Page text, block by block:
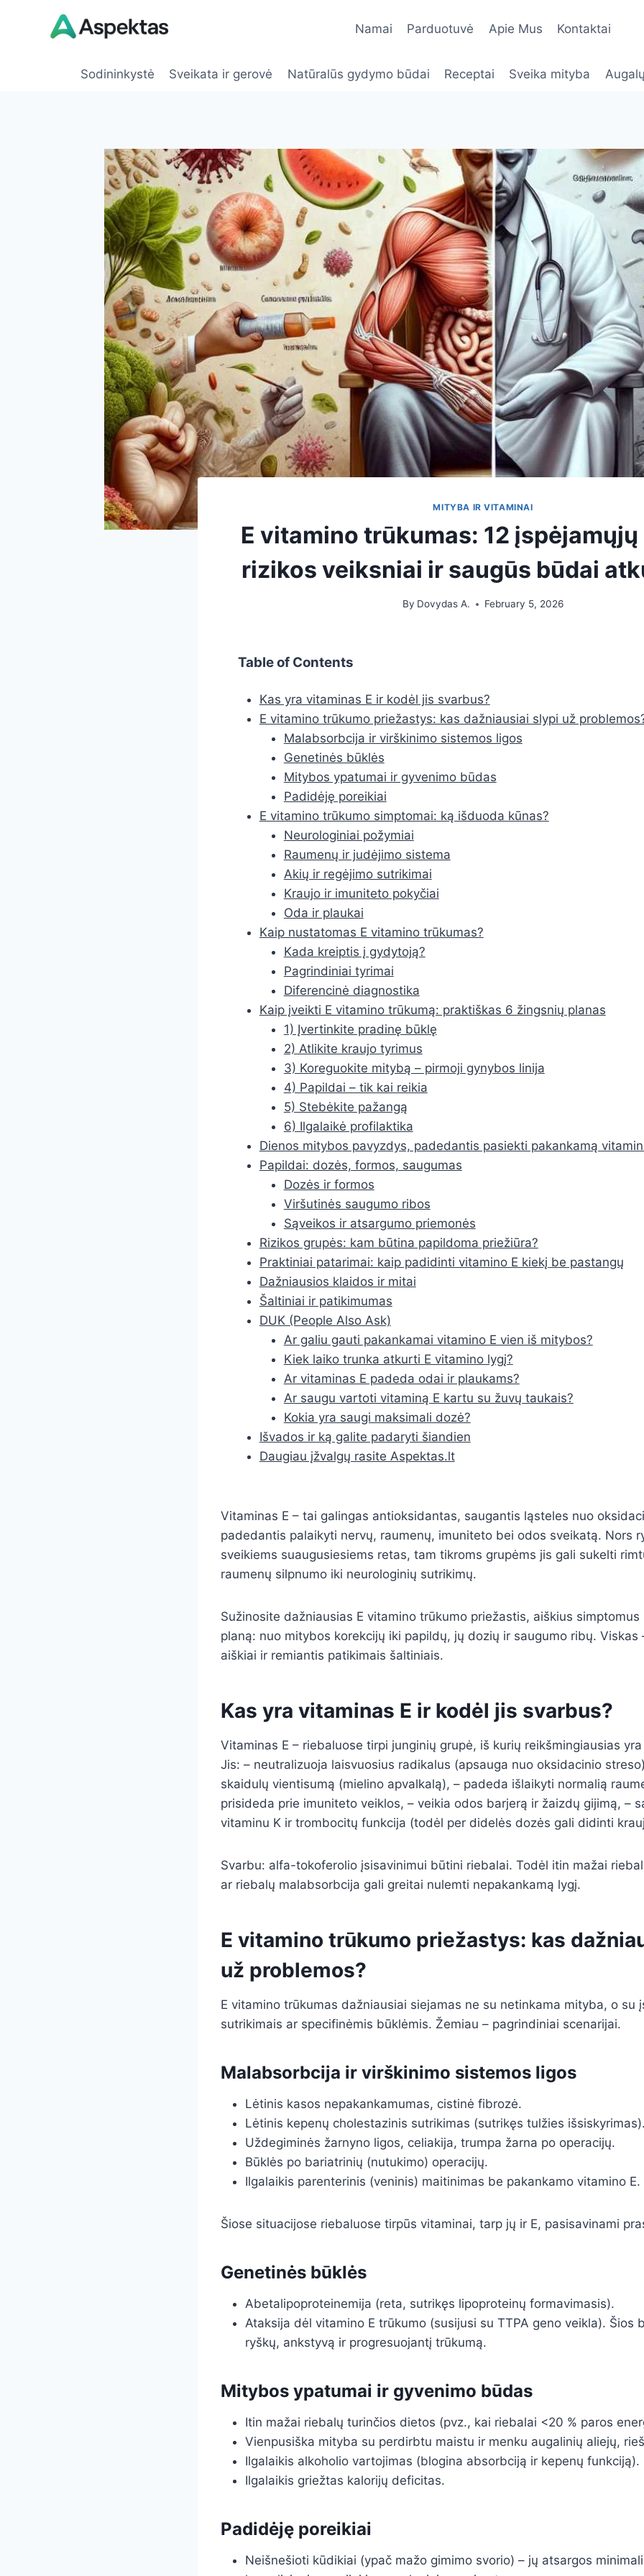
Namai Parduotuvė Apie Mus Kontaktai
Sodininkystė Sveikata ir gerovė Natūralūs gydymo būdai Receptai Sveika mityba
MITYBA IR VITAMINAI
E vitamino trūkumas: 12
rizikos veiksniai ir saugūs būdai
By Dovydas A. February 5, 2026
Table of Contents
Kas yra vitaminas E ir kodėl jis svarbus?
E vitamino trūkumo priežastys: kas dažniausiai slypi už
Malabsorbcija ir virškinimo sistemos ligos
Genetinės būklės
Mitybos ypatumai ir gyvenimo būdas
Padidėję poreikiai
E vitamino trūkumo simptomai: ką išduoda kūnas?
Neurologiniai požymiai
Raumenų ir judėjimo sistema
Akių ir regėjimo sutrikimai
Kraujo ir imuniteto pokyčiai
Oda ir plaukai
Kaip nustatomas E vitamino trūkumas?
Kada kreiptis į gydytoją?
Pagrindiniai tyrimai
Diferencinė diagnostika
Kaip įveikti E vitamino trūkumą: praktiškas 6 žingsnių planas
1) Įvertinkite pradinę būklę
2) Atlikite kraujo tyrimus
3) Koreguokite mitybą – pirmoji gynybos linija
4) Papildai – tik kai reikia
5) Stebėkite pažangą
6) Ilgalaikė profilaktika
Dienos mitybos pavyzdys, padedantis pasiekti pakankamą
Papildai: dozės, formos, saugumas
Dozės ir formos
Viršutinės saugumo ribos
Sąveikos ir atsargumo priemonės
Rizikos grupės: kam būtina papildoma priežiūra?
Praktiniai patarimai: kaip padidinti vitamino E kiekį be pastangų
Dažniausios klaidos ir mitai
Šaltiniai ir patikimumas
DUK (People Also Ask)
Ar galiu gauti pakankamai vitamino E vien iš mitybos?
Kiek laiko trunka atkurti E vitamino lygį?
Ar vitaminas E padeda odai ir plaukams?
Ar saugu vartoti vitaminą E kartu su žuvų taukais?
Kokia yra saugi maksimali dozė?
Išvados ir ką galite padaryti šiandien
Daugiau įžvalgų rasite Aspektas.lt
Vitaminas E – tai galingas antioksidantas, saugantis ląsteles nuo
padedantis palaikyti nervų, raumenų, imuniteto bei odos sveikatą. Nors
sveikiems suaugusiesiems retas, tam tikroms grupėms jis gali sukelti
raumenų silpnumo iki neurologinių sutrikimų.
Sužinosite dažniausias E vitamino trūkumo priežastis, aiškius
planą: nuo mitybos korekcijų iki papildų, jų dozių ir saugumo ribų. Viskas
aiškiai ir remiantis patikimais šaltiniais.
Kas yra vitaminas E ir kodėl jis svarbus?
Vitaminas E – riebaluose tirpi junginių grupė, iš kurių reikšmingiausias
Jis: – neutralizuoja laisvuosius radikalus (apsauga nuo oksidacinio
skaidulų vientisumą (mielino apvalkalą), – padeda išlaikyti normalią
prisideda prie imuniteto veiklos, – veikia odos barjerą ir žaizdų gijimą, –
vitaminu K ir trombocitų funkcija (todėl per didelės dozės gali didinti
Svarbu: alfa-tokoferolio įsisavinimui būtini riebalai. Todėl itin mažai
ar riebalų malabsorbcija gali greitai nulemti nepakankamą lygį.
E vitamino trūkumo priežastys: kas
už problemos?
E vitamino trūkumas dažniausiai siejamas ne su netinkama mityba, o su
sutrikimais ar specifinėmis būklėmis. Žemiau – pagrindiniai scenarijai.
Malabsorbcija ir virškinimo sistemos ligos
Lėtinis kasos nepakankamumas, cistinė fibrozė.
Lėtinis kepenų cholestazinis sutrikimas (sutrikęs tulžies
Uždegiminės žarnyno ligos, celiakija, trumpa žarna po operacijų.
Būklės po bariatrinių (nutukimo) operacijų.
Ilgalaikis parenterinis (veninis) maitinimas be pakankamo vitamino E.
Šiose situacijose riebaluose tirpūs vitaminai, tarp jų ir E, pasisavinami
Genetinės būklės
Abetalipoproteinemija (reta, sutrikęs lipoproteinų formavimasis).
Ataksija dėl vitamino E trūkumo (susijusi su TTPA geno veikla). Šios
ryškų, ankstyvą ir progresuojantį trūkumą.
Mitybos ypatumai ir gyvenimo būdas
Itin mažai riebalų turinčios dietos (pvz., kai riebalai <20 % paros
Vienpusiška mityba su perdirbtu maistu ir menku augalinių aliejų,
Ilgalaikis alkoholio vartojimas (blogina absorbciją ir kepenų funkciją).
Ilgalaikis griežtas kalorijų deficitas.
Padidėję poreikiai
Neišnešioti kūdikiai (ypač mažo gimimo svorio) – jų atsargos